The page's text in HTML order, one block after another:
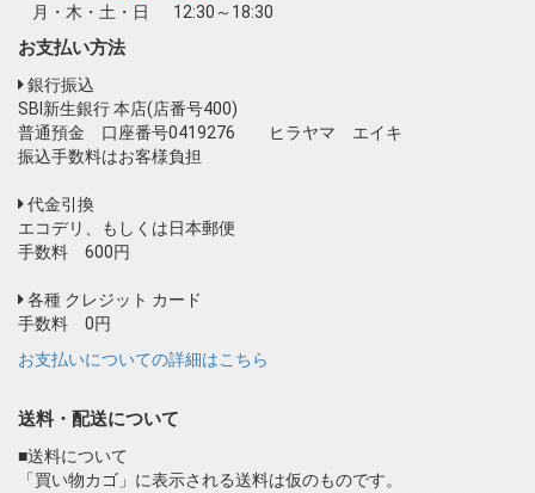
月・木・土・日
12:30～18:30
お支払い方法
銀行振込
SBI新生銀行 本店(店番号400)
普通預金 口座番号0419276 ヒラヤマ エイキ
振込手数料はお客様負担
代金引換
エコデリ、もしくは日本郵便
手数料 600円
各種 クレジット カード
手数料 0円
お支払いについての詳細はこちら
送料・配送について
■送料について
「買い物カゴ」に表示される送料は仮のものです。